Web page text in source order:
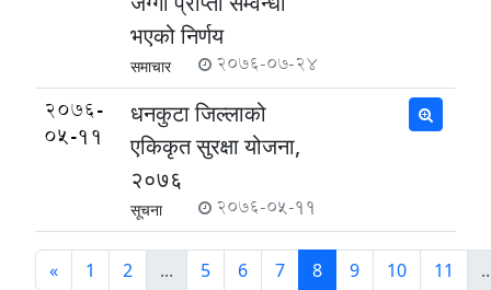
भएको निर्णय
समाचार 2076-07-24
2076-
05-11
धनकुटा जिल्लाको
एकिकृत सुरक्षा योजना,
२०७६
सूचना 2076-05-11
« 1 2 ... 5 6 7 8 9 10 11